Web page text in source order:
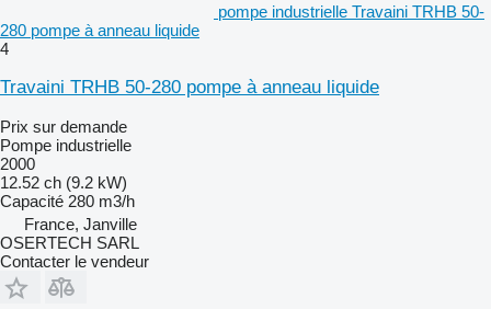
pompe industrielle Travaini TRHB 50-
280 pompe à anneau liquide
4
Travaini TRHB 50-280 pompe à anneau liquide
Prix sur demande
Pompe industrielle
2000
12.52 ch (9.2 kW)
Capacité 280 m3/h
France, Janville
OSERTECH SARL
Contacter le vendeur